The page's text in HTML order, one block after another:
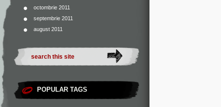
octombrie 2011
septembrie 2011
august 2011
POPULAR TAGS